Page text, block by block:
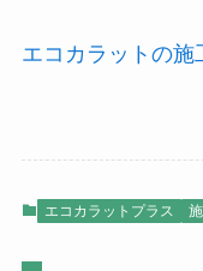
エコカラットの施
エコカラットプラス